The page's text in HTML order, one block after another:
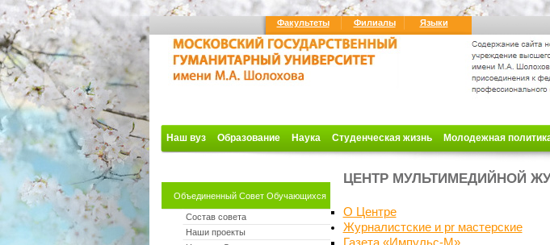
Факультеты Филиалы Языки
Наш вуз Образование Наука Студенческая жизнь Молодежная
Объединенный Совет Обучающихся
Состав совета
Наши проекты
ЦЕНТР МУЛЬТИМЕДИЙНОЙ
О Центре
Журналистские и pr мастерские